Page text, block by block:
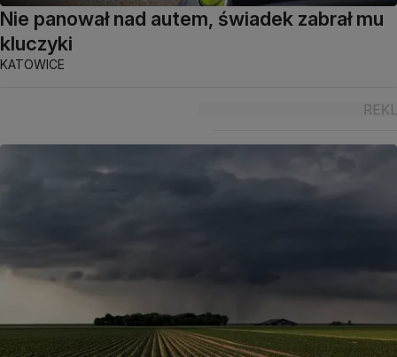
Nie panował nad autem, świadek zabrał mu
kluczyki
KATOWICE